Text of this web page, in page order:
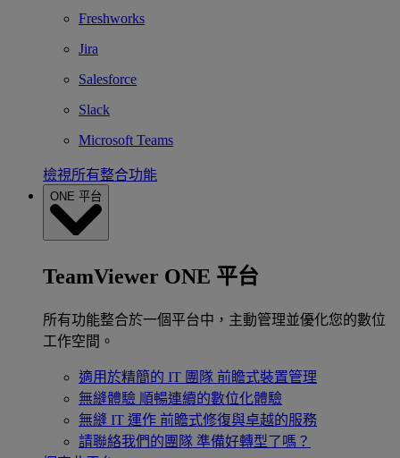
Freshworks
Jira
Salesforce
Slack
Microsoft Teams
檢視所有整合功能
ONE 平台
TeamViewer ONE 平台
所有功能整合於一個平台中，主動管理並優化您的數位
工作空間。
適用於精簡的 IT 團隊 前瞻式裝置管理
無縫體驗 順暢連續的數位化體驗
無縫 IT 運作 前瞻式修復與卓越的服務
請聯絡我們的團隊 準備好轉型了嗎？